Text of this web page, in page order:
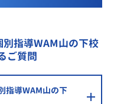
指導WAM山の下校
ご質問
指導WAM山の下